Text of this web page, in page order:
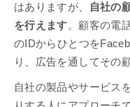
はありますが、
自社の
を行えます。顧客の電
のIDからひとつを
り、広告を通してその
自社の製品やサービス